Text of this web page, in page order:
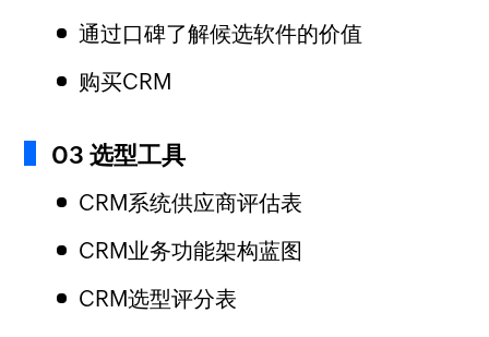
通过口碑了解候选软件的价值
购买CRM
03 选型工具
CRM系统供应商评估表
CRM业务功能架构蓝图
CRM选型评分表